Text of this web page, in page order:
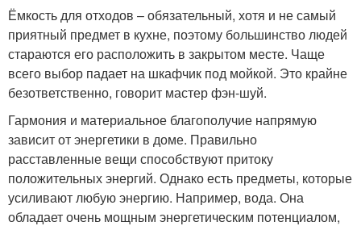
Ёмкость для отходов – обязательный, хотя и не самый
приятный предмет в кухне, поэтому большинство людей
стараются его расположить в закрытом месте. Чаще
всего выбор падает на шкафчик под мойкой. Это крайне
безответственно, говорит мастер фэн-шуй.
Гармония и материальное благополучие напрямую
зависит от энергетики в доме. Правильно
расставленные вещи способствуют притоку
положительных энергий. Однако есть предметы, которые
усиливают любую энергию. Например, вода. Она
обладает очень мощным энергетическим потенциалом,